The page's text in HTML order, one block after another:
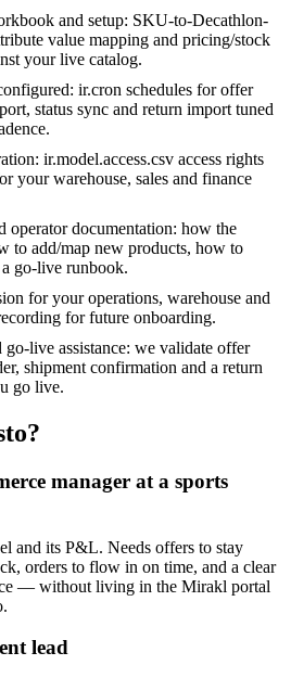
and setup: SKU-to-Decathlon-
value mapping and pricing/stock
your live catalog.
ir.cron schedules for offer
status sync and return import tuned
ir.model.access.csv access rights
your warehouse, sales and finance
operator documentation: how the
to add/map new products, how to
a go-live runbook.
for your operations, warehouse and
for future onboarding.
live assistance: we validate offer
shipment confirmation and a return
go live.
manager at a sports
and its P&L. Needs offers to stay
orders to flow in on time, and a clear
— without living in the Mirakl portal
lead